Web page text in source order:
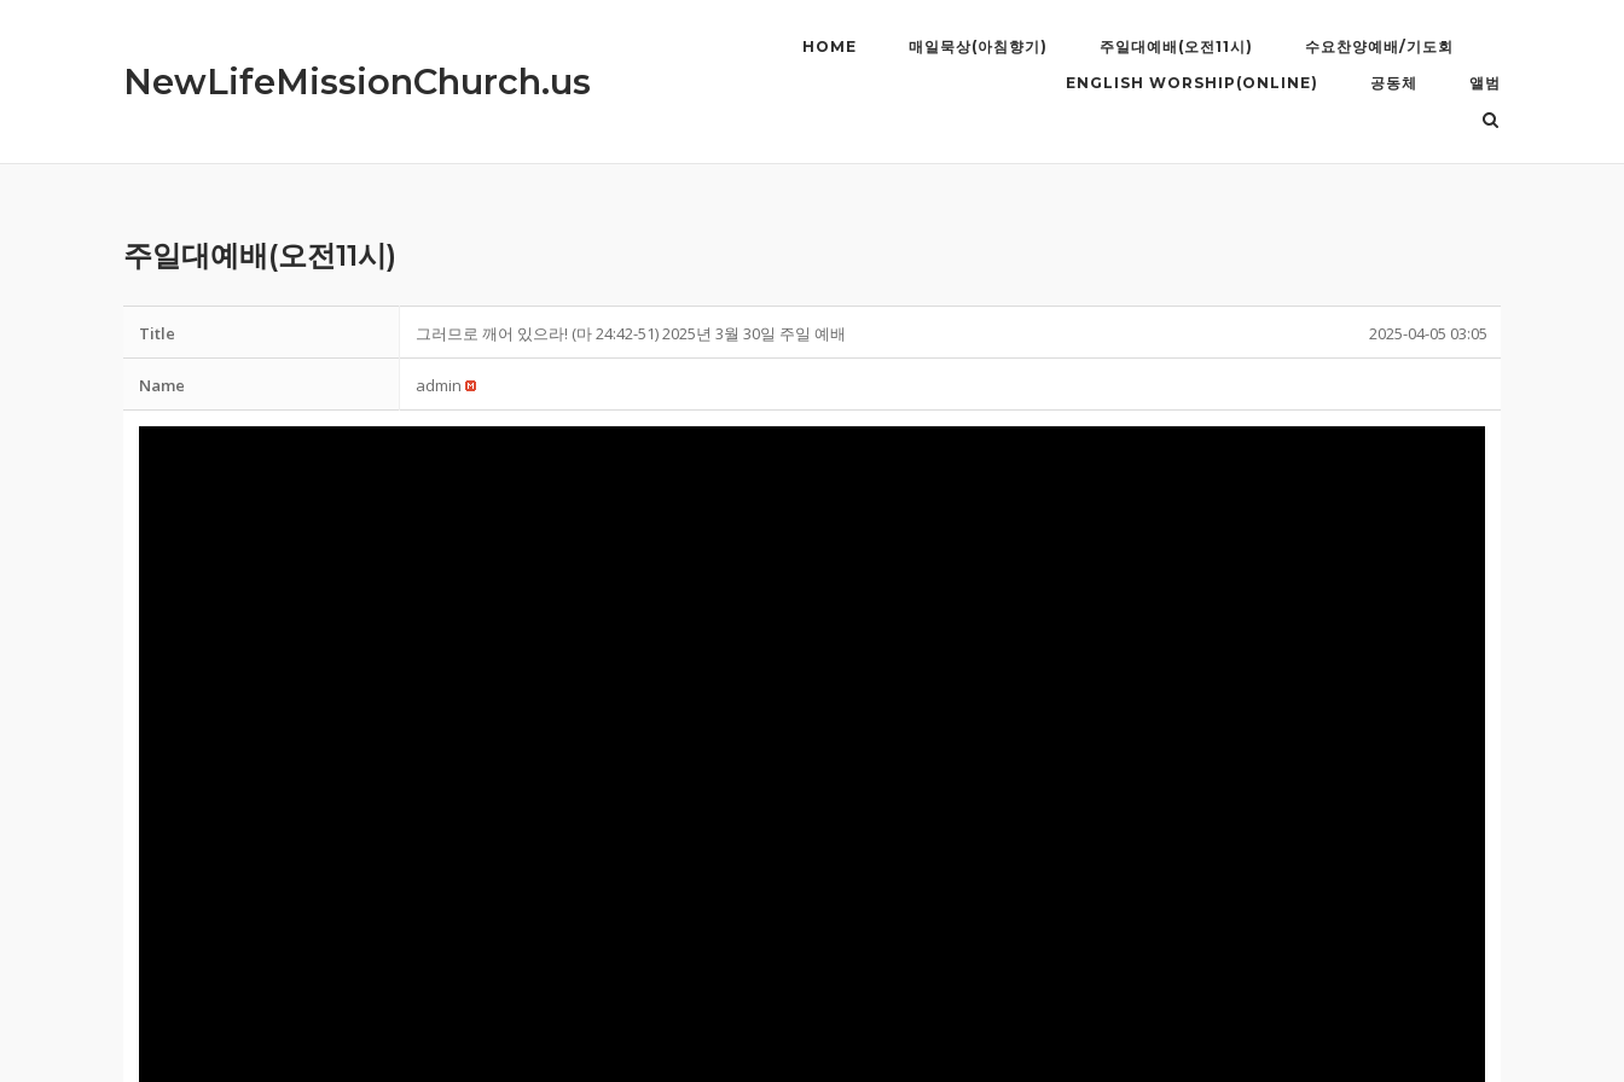
NewLifeMissionChurch.us
HOME 매일묵상(아침향기) 주일대예배(오전11시)
수요찬양예배/기도회
ENGLISH WORSHIP(ONLINE)
공동체 앨범
주일대예배(오전11시)
Title 그러므로 깨어 있으라! (마 24:42-51) 2025년 3월 30일 주일 예배 2025-04-05 03:05
Name admin